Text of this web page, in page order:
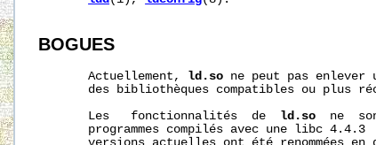
BOGUES
       Actuellement,
ld.so ne peut pas
des bibliothèques compatibles ou plus
       Les   fonctionnalités  de
ld.so
ne
programmes compilés avec une libc 4.4.3